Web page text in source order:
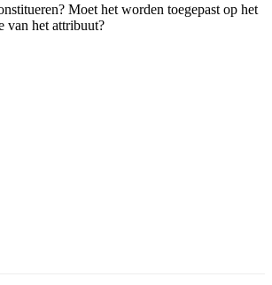
Moet het worden toegepast op het
van het attribuut?